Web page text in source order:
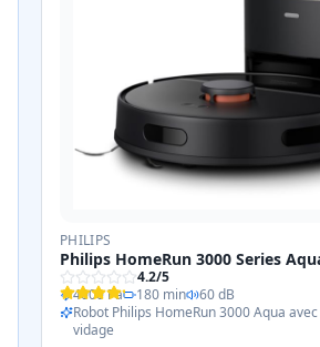
PHILIPS
Philips HomeRun 3000 Series
4.2/5
4000 Pa
180 min
60 dB
Robot Philips HomeRun 3000 Aqua
vidage